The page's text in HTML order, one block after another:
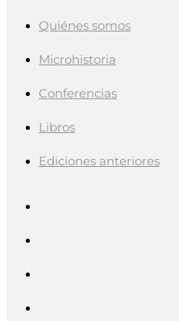
Quiénes somos
Microhistoria
Conferencias
Libros
Ediciones anteriores